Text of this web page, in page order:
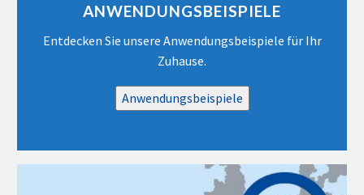
ANWENDUNGSBEISPIELE
Entdecken Sie unsere Anwendungsbeispiele für Ihr
Zuhause.
Anwendungsbeispiele